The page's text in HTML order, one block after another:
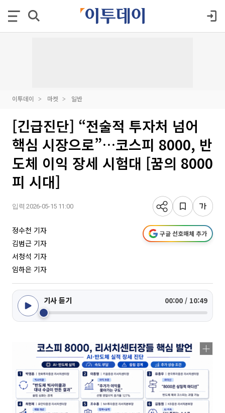
이투데이 마켓 일반
[긴급진단] “전술적 투자처 넘어
핵심 시장으로”…코스피 8000, 반
도체 이익 장세 시험대 [꿈의 8000
피 시대]
입력 2026-05-15 11:00
정수천 기자
김범근 기자
서청석 기자
임하은 기자
구글 선호매체 추가
기사 듣기 00:00 / 10:49